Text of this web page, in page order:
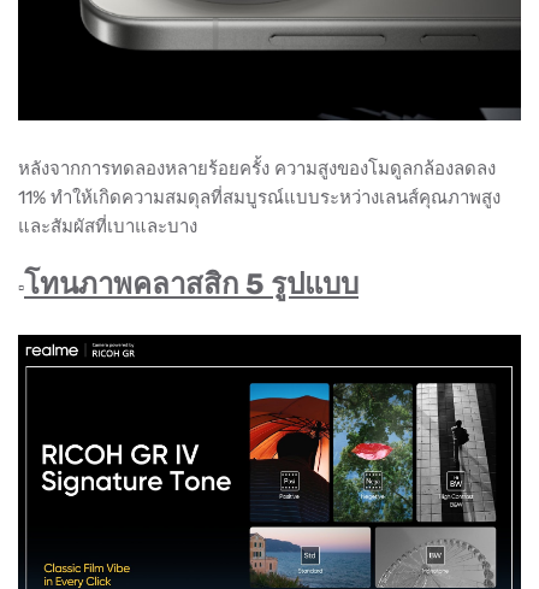
หลังจากการทดลองหลายร้อยครั้ง ความสูงของโมดูลกล้องลดลง
11% ทำให้เกิดความสมดุลที่สมบูรณ์แบบระหว่างเลนส์คุณภาพสูง
และสัมผัสที่เบาและบาง
▫️โทนภาพคลาสสิก 5 รูปแบบ